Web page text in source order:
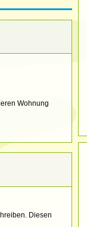
Wohnung
Diesen